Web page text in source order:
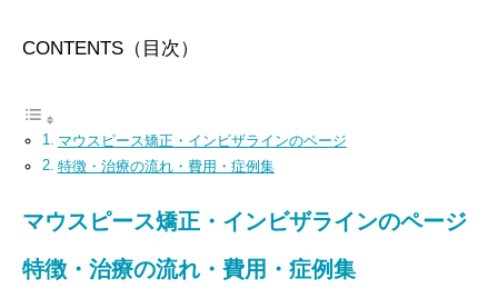
CONTENTS（目次）
マウスピース矯正・インビザラインのページ
特徴・治療の流れ・費用・症例集
マウスピース矯正・インビザラインのページ
特徴・治療の流れ・費用・症例集